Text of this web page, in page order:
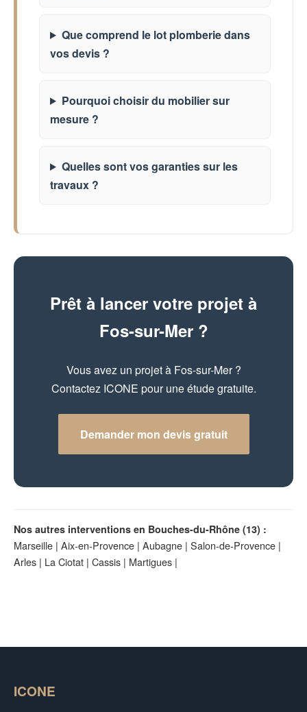
Que comprend le lot plomberie dans
vos devis ?
Pourquoi choisir du mobilier sur
mesure ?
Quelles sont vos garanties sur les
travaux ?
Prêt à lancer votre projet à
Fos-sur-Mer ?
Vous avez un projet à Fos-sur-Mer ?
Contactez ICONE pour une étude gratuite.
Demander mon devis gratuit
Nos autres interventions en Bouches-du-Rhône (13) :
Marseille | Aix-en-Provence | Aubagne | Salon-de-Provence |
Arles | La Ciotat | Cassis | Martigues |
ICONE